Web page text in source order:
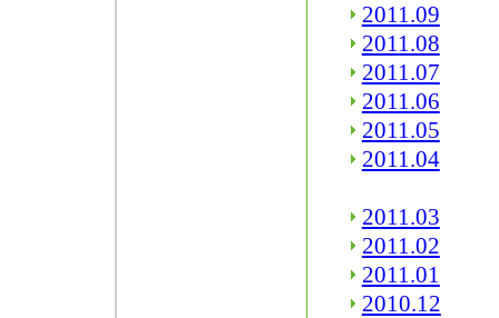
2011.09
2011.08
2011.07
2011.06
2011.05
2011.04
2011.03
2011.02
2011.01
2010.12